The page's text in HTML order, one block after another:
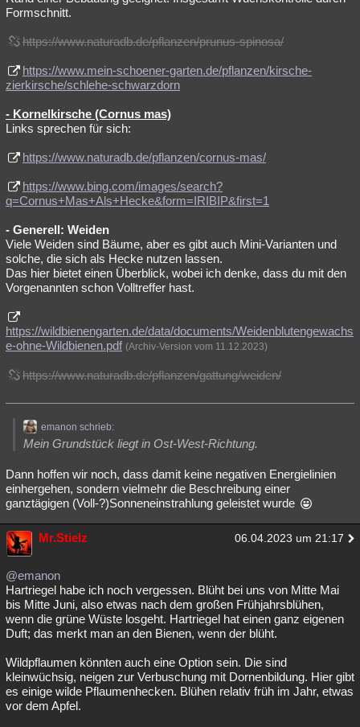
Formschnitt.
https://www.naturadb.de/pflanzen/prunus-spinosa/
https://www.mein-schoener-garten.de/pflanzen/kirsche-
zierkirsche/schlehe-schwarzdorn
- Kornelkirsche (Cornus mas)
Links sprechen für sich:
https://www.naturadb.de/pflanzen/cornus-mas/
https://www.bing.com/images/search?
q=Cornus+Mas+Als+Hecke&form=IRIBIP&first=1
- Generell: Weiden
Viele Weiden sind Bäume, aber es gibt auch Mini-Varianten und
solche, die sich als Hecke nutzen lassen.
Das hier bietet einen Überblick, wobei ich denke, dass du mit den
Vorgenannten schon Volltreffer hast.
https://wildbienengarten.de/data/documents/Weidenblutengewachs
e-ohne-Wildbienen.pdf (Archiv-Version vom 11.12.2023)
https://www.naturadb.de/pflanzen/gattung/weiden/
emanon schrieb:
Mein Grundstück liegt in Ost-West-Richtung.
Dann hoffen wir noch, dass damit keine negativen Energielinien
einhergehen, sondern vielmehr die Beschreibung einer
ganztägigen (Voll-?)Sonneneinstrahlung geleistet wurde
Mr.Stielz 06.04.2023 um 21:17
@emanon
Hartriegel habe ich noch vergessen. Blüht bei uns von Mitte Mai
bis Mitte Juni, also etwas nach dem großen Frühjahrsblühen,
wenn die grüne Wüste losgeht. Hartriegel hat einen ganz eigenen
Duft; das merkt man an den Bienen, wenn der blüht.
Wildpflaumen könnten auch eine Option sein. Die sind
kleinwüchsig, neigen zur Verbuschung mit Dornenbildung. Hier gibt
es einige wilde Pflaumenhecken. Blühen relativ früh im Jahr, etwas
vor dem Apfel.